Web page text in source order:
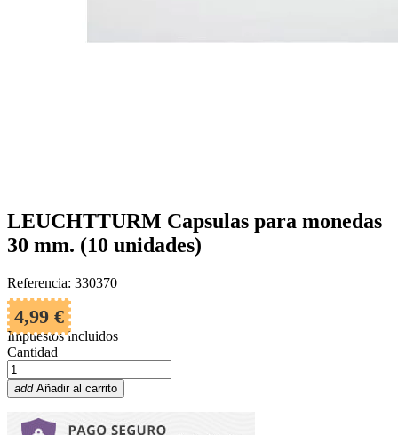
LEUCHTTURM Capsulas para monedas
30 mm. (10 unidades)
Referencia: 330370
4,99 €
Impuestos incluidos
Cantidad
add Añadir al carrito